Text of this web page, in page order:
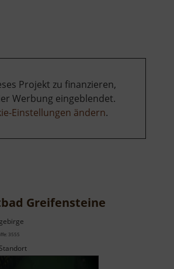
Projekt zu finanzieren,
Werbung eingeblendet.
Einstellungen ändern.
Greifensteine
3555